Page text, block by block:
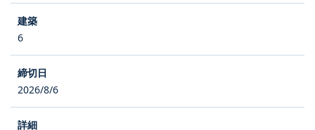
6
2026/8/6